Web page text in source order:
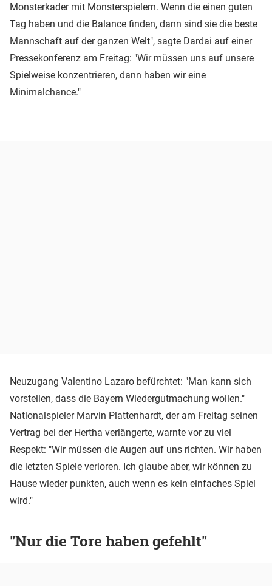
Monsterkader mit Monsterspielern. Wenn die einen guten
Tag haben und die Balance finden, dann sind sie die beste
Mannschaft auf der ganzen Welt", sagte Dardai auf einer
Pressekonferenz am Freitag: "Wir müssen uns auf unsere
Spielweise konzentrieren, dann haben wir eine
Minimalchance."
Neuzugang Valentino Lazaro befürchtet: "Man kann sich
vorstellen, dass die Bayern Wiedergutmachung wollen."
Nationalspieler Marvin Plattenhardt, der am Freitag seinen
Vertrag bei der Hertha verlängerte, warnte vor zu viel
Respekt: "Wir müssen die Augen auf uns richten. Wir haben
die letzten Spiele verloren. Ich glaube aber, wir können zu
Hause wieder punkten, auch wenn es kein einfaches Spiel
wird."
"Nur die Tore haben gefehlt"